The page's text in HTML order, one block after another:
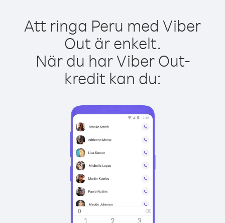
Att ringa Peru med Viber
Out är enkelt.
När du har Viber Out-
kredit kan du: